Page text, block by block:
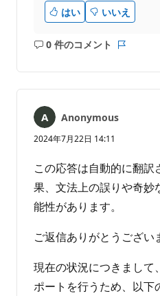
はい
いいえ
0 件のコメント
コ
ト
あ
り
せ
ん
レ
ト
Anonymous
2024年7月22日 14:11
この応答は自動的に翻
果、文法上の誤りや奇妙
能性があります。
ご返信ありがとうござい
現在の状況につきまして
ポートを行うため、以下